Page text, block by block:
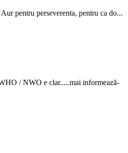
pentru perseverenta, pentru ca do...
/ NWO e clar.....mai informează-